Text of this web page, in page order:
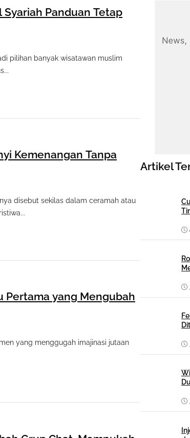
Panduan Tetap
pilihan banyak wisatawan muslim
Kemenangan Tanpa
disebut sekilas dalam ceramah atau
Pertama yang Mengubah
yang menggugah imajinasi jutaan
Artikel